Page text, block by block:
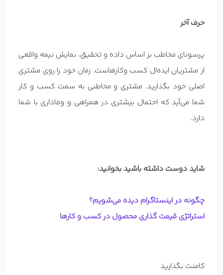
حرف آخر
پرسونای مخاطب بر اساس داده و تحقیق، نمایش نیمه واقعی
از مشتریان ایده‌ال کسب وکارهاست. زمان خود را روی مشتری
اصلی خود بگذارید. مشتری و مخاطبی به سمت کسب و کار
شما می‌آید که احتمال بیشتری در همراهی و وفاداری با شما
دارد.
شاید دوست داشته باشید بخوانید:
چگونه در اینستاگرام دیده می‌شویم؟
استراتژی قیمت گذاری محصول در کسب و کارها
کامنت بگذارید